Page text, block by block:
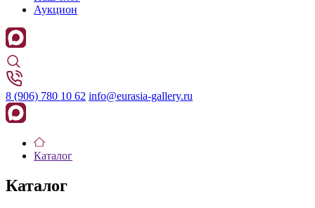
Аукцион
8 (906) 780 10 62 info@eurasia-gallery.ru
Каталог
Каталог